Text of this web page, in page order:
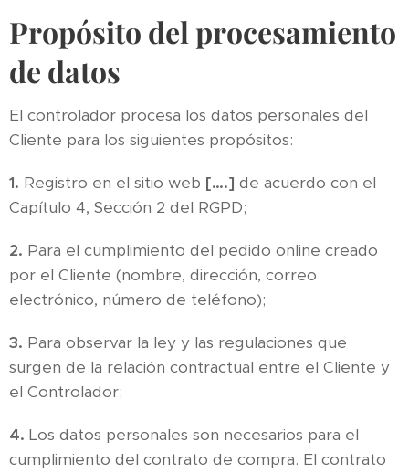
Propósito del procesamiento
de datos
El controlador procesa los datos personales del
Cliente para los siguientes propósitos:
1. Registro en el sitio web [….] de acuerdo con el
Capítulo 4, Sección 2 del RGPD;
2. Para el cumplimiento del pedido online creado
por el Cliente (nombre, dirección, correo
electrónico, número de teléfono);
3. Para observar la ley y las regulaciones que
surgen de la relación contractual entre el Cliente y
el Controlador;
4. Los datos personales son necesarios para el
cumplimiento del contrato de compra. El contrato